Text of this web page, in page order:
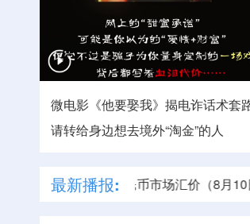
微电影《他要娶我》揭电诈话术套
请转给身边想去境外“淘金”的人
最新播报:
人民币市场汇价（8月10日）